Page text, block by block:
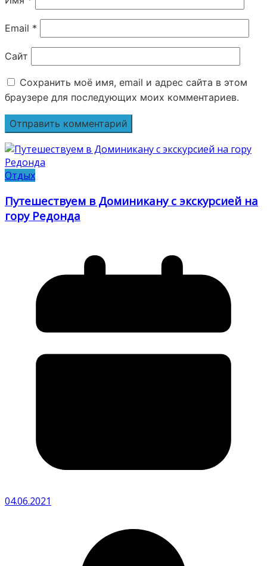
Email *
Сайт
Сохранить моё имя, email и адрес сайта в этом
браузере для последующих моих комментариев.
Отдых
Путешествуем в Доминикану с экскурсией на
гору Редонда
04.06.2021